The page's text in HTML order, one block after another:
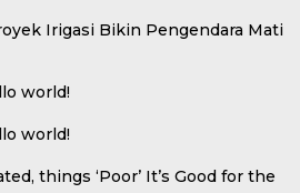
Irigasi Bikin Pengendara Mati
world!
world!
things ‘Poor’ It’s Good for the